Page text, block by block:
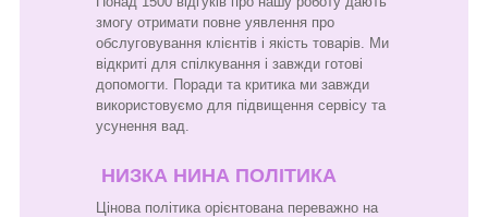
змогу отримати повне уявлення про
обслуговування клієнтів і якість товарів. Ми
відкриті для спілкування і завжди готові
допомогти. Поради та критика ми завжди
використовуємо для підвищення сервісу та
усунення вад.
НИЗКА НИНА ПОЛІТИКА
Цінова політика орієнтована переважно на